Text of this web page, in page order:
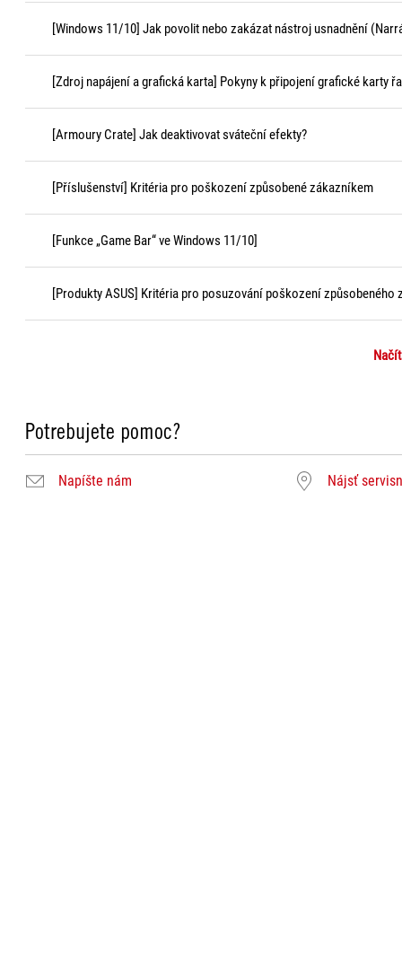
[Windows 11/10] Jak povolit nebo zakázat nástroj usnadnění
[Zdroj napájení a grafická karta] Pokyny k připojení grafické karty
[Armoury Crate] Jak deaktivovat sváteční efekty?
[Příslušenství] Kritéria pro poškození způsobené zákazníkem
[Funkce „Game Bar“ ve Windows 11/10]
[Produkty ASUS] Kritéria pro posuzování poškození způsobeného
Potrebujete pomoc?
Napíšte nám Nájsť